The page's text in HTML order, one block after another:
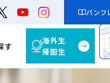
す
海外生
帰国生
パンフ